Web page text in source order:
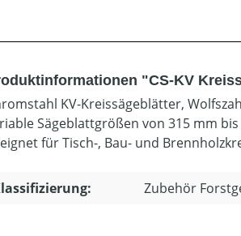
"CS-KV
KV-Kreissägeblätter,
Sägeblattgrößen von 315 mm
für Tisch-, Bau- und
Zubehör